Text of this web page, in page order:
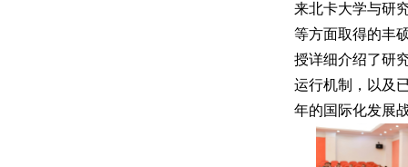
来北卡大学与研
等方面取得的丰
授详细介绍了研
运行机制，以及
年的国际化发展